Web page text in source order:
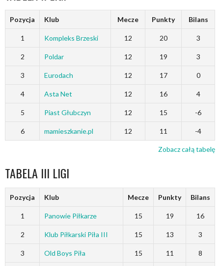
Pozycja Klub Mecze Punkty Bilans
1 Kompleks Brzeski 12 20 3
2 Poldar 12 19 3
3 Eurodach 12 17 0
4 Asta Net 12 16 4
5 Piast Głubczyn 12 15 -6
6 mamieszkanie.pl 12 11 -4
Zobacz całą tabelę
TABELA III LIGI
Pozycja Klub Mecze Punkty Bilans
1 Panowie Piłkarze 15 19 16
2 Klub Piłkarski Piła III 15 13 3
3 Old Boys Piła 15 11 8